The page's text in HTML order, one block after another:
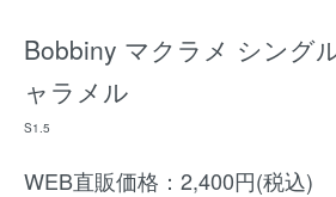
Bobbiny マクラメ シング
ャラメル
S1.5
WEB直販価格：2,400円(税込)